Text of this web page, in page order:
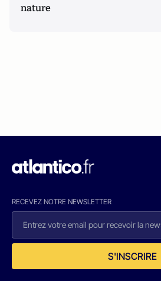
nature
RECEVEZ NOTRE NEWSLETTER
S'INSCRIRE